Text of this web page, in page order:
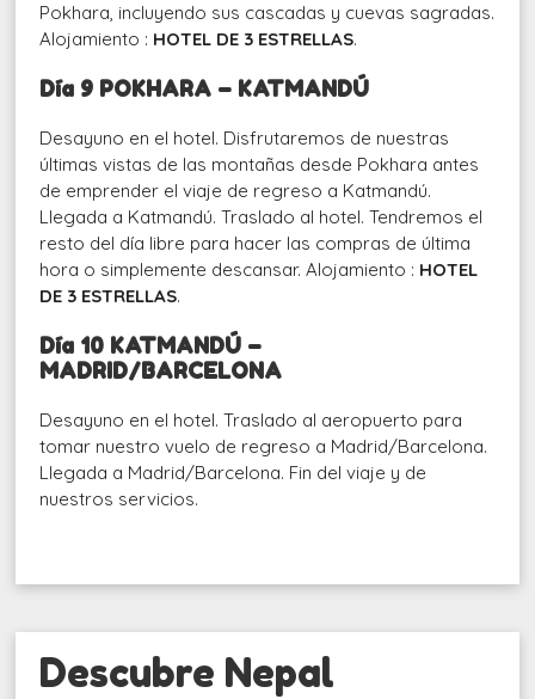
Pokhara, incluyendo sus cascadas y cuevas sagradas.
Alojamiento : HOTEL DE 3 ESTRELLAS.
Día 9 POKHARA – KATMANDÚ
Desayuno en el hotel. Disfrutaremos de nuestras
últimas vistas de las montañas desde Pokhara antes
de emprender el viaje de regreso a Katmandú.
Llegada a Katmandú. Traslado al hotel. Tendremos el
resto del día libre para hacer las compras de última
hora o simplemente descansar. Alojamiento : HOTEL
DE 3 ESTRELLAS.
Día 10 KATMANDÚ –
MADRID/BARCELONA
Desayuno en el hotel. Traslado al aeropuerto para
tomar nuestro vuelo de regreso a Madrid/Barcelona.
Llegada a Madrid/Barcelona. Fin del viaje y de
nuestros servicios.
Descubre Nepal